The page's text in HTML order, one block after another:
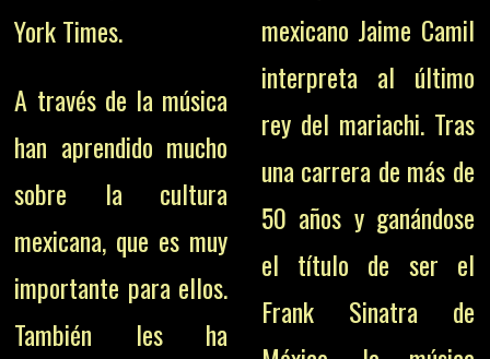
York Times.
A través de la música
han aprendido mucho
sobre la cultura
mexicana, que es muy
importante para ellos.
También les ha
mexicano Jaime Camil
interpreta al último
rey del mariachi. Tras
una carrera de más de
50 años y ganándose
el título de ser el
Frank Sinatra de